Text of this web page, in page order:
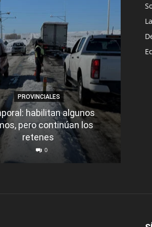
PROVINCIALES
habilitan algunos
pero continúan los
retenes
0